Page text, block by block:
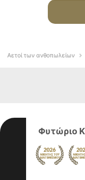
Αετοί των ανθοπωλείων
Φυτώριο